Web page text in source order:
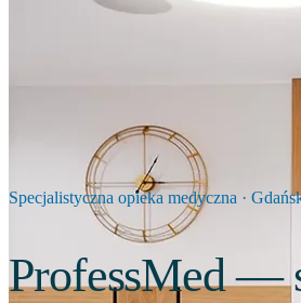
Specjalistyczna opieka medyczna ·
ProfessMed —